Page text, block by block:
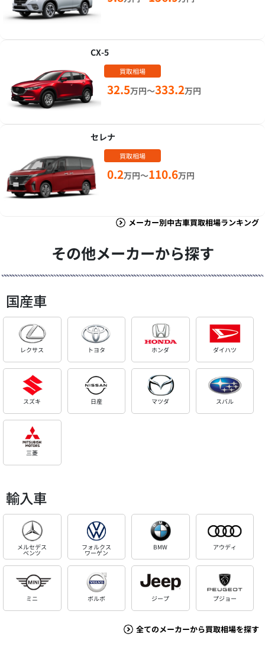
CX-5
買取相場
32.5万円～333.2万円
セレナ
買取相場
0.2万円～110.6万円
メーカー別中古車買取相場ランキング
その他メーカーから探す
国産車
レクサス トヨタ ホンダ ダイハツ
スズキ 日産 マツダ スバル
三菱
輸入車
メルセデス
ベンツ
フォルクス
ワーゲン
BMW アウディ
ミニ ボルボ ジープ プジョー
全てのメーカーから買取相場を探す